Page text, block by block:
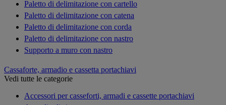
Paletto di delimitazione con cartello
Paletto di delimitazione con catena
Paletto di delimitazione con corda
Paletto di delimitazione con nastro
Supporto a muro con nastro
Cassaforte, armadio e cassetta portachiavi
Vedi tutte le categorie
Accessori per casseforti, armadi e cassette portachiavi